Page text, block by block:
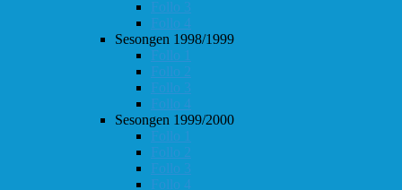
Follo 3
Follo 4
Sesongen 1998/1999
Follo 1
Follo 2
Follo 3
Follo 4
Sesongen 1999/2000
Follo 1
Follo 2
Follo 3
Follo 4